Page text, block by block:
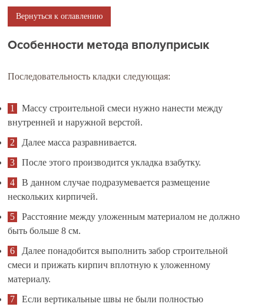
Вернуться к оглавлению
Особенности метода вполуприсык
Последовательность кладки следующая:
Массу строительной смеси нужно нанести между
внутренней и наружной верстой.
Далее масса разравнивается.
После этого производится укладка взабутку.
В данном случае подразумевается размещение
нескольких кирпичей.
Расстояние между уложенным материалом не должно
быть больше 8 см.
Далее понадобится выполнить забор строительной
смеси и прижать кирпич вплотную к уложенному
материалу.
Если вертикальные швы не были полностью